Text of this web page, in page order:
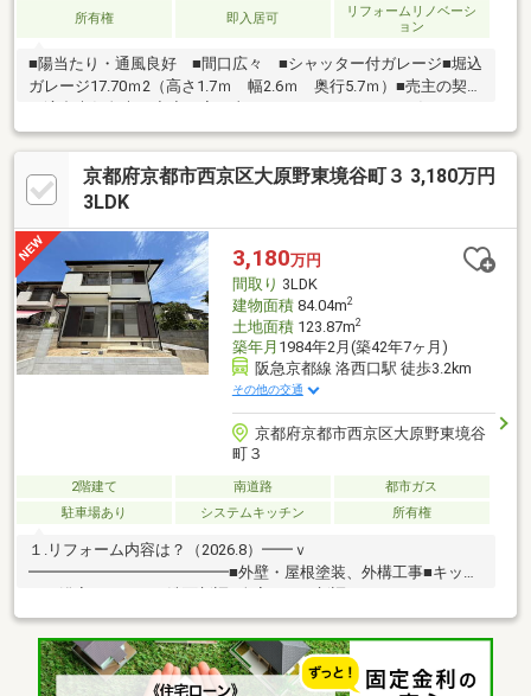
所有権 即入居可
リフォームリノベーシ
ョン
■陽当たり・通風良好 ■間口広々 ■シャッター付ガレージ■堀込
ガレージ17.70ｍ2（高さ1.7ｍ 幅2.6ｍ 奥行5.7ｍ）■売主の契約
さい◇◆京都を中心とした地域密着型の不動産業者です。新築・
中古・土地・マンション・リフォーム・建築・住み替えの相談な
ど、お気軽にご相談下さい！！お家のことでお困りのことがあれ
ば、ぜひアフターホームへ
京都府京都市西京区大原野東境谷町３ 3,180万円
3LDK
3,180万円
間取り 3LDK
建物面積84.04m2
土地面積123.87m2
築年月 1984年2月(築42年7ヶ月)
阪急京都線 洛西口駅 徒歩3.2km
その他の交通
京都府京都市西京区大原野東境谷
町３
2階建て 南道路
都市ガス
駐車場あり
システムキッチン 所有権
１.リフォーム内容は？（2026.8）━━ｖ
━━━━━━━━━━━━━■外壁・屋根塗装、外構工事■キッチ
CF新調■玄関ドア新調 2.おうちのPOINT♪━━ｖ
━━━━━━━━━━━━■緑あふれる閑静な住環境■駐車2台
OK■お子様が小さいうちは広々12帖の一室として、成長に合わせ
て6帖×2室へ変更も可能♪ライフステージに寄り添う、長く快適に